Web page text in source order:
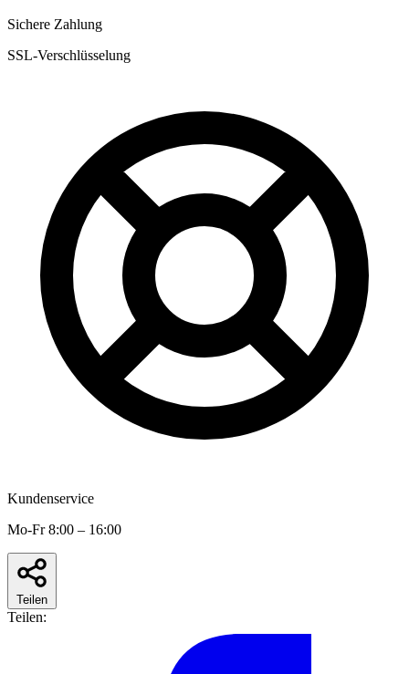
Sichere Zahlung
SSL-Verschlüsselung
Kundenservice
Mo-Fr 8:00 – 16:00
Teilen
Teilen: